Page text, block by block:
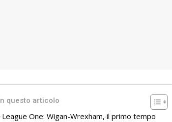
In questo articolo
League One: Wigan-Wrexham, il primo tempo